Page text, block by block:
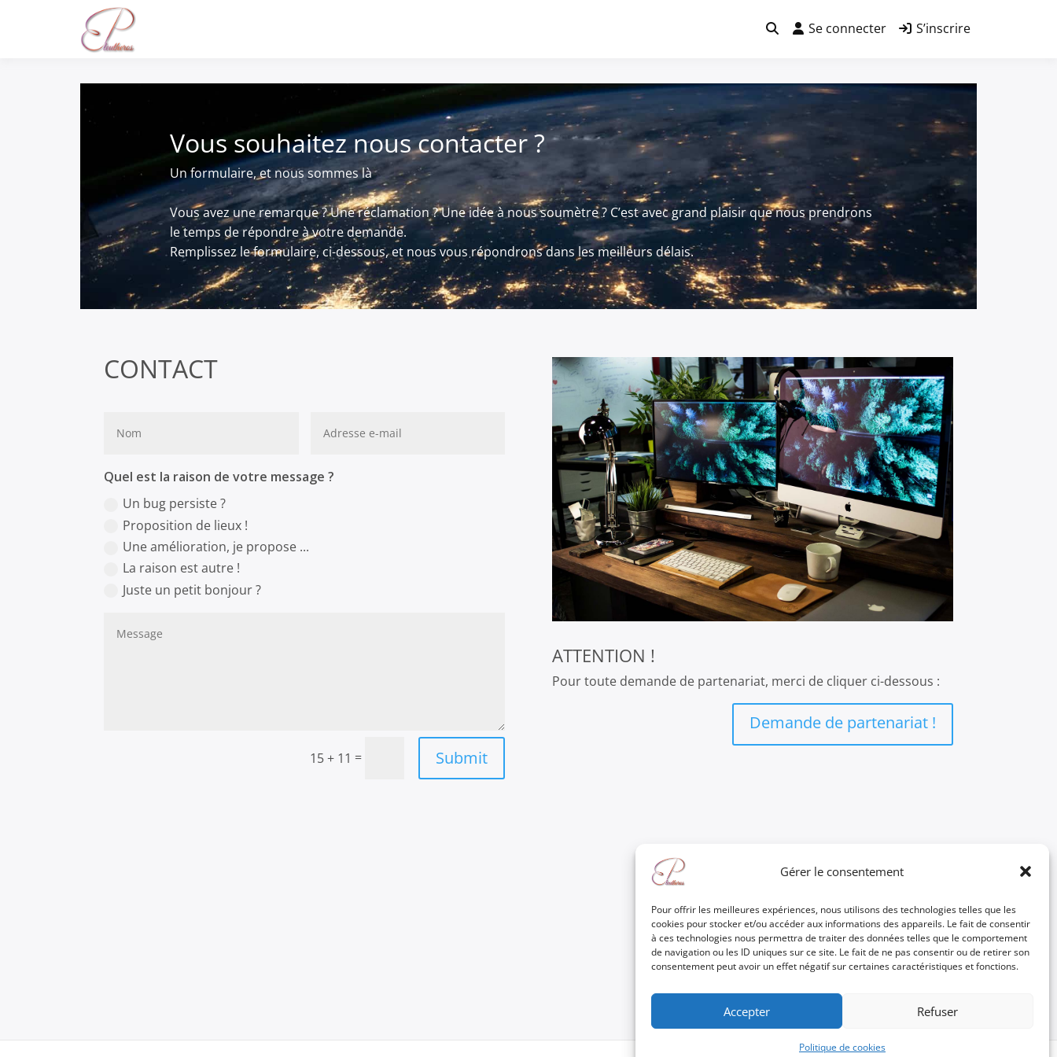
Gérer le consentement
Pour offrir les meilleures expériences, nous utilisons des technologies telles que les
cookies pour stocker et/ou accéder aux informations des appareils. Le fait de consentir
à ces technologies nous permettra de traiter des données telles que le comportement
de navigation ou les ID uniques sur ce site. Le fait de ne pas consentir ou de retirer son
consentement peut avoir un effet négatif sur certaines caractéristiques et fonctions.
Accepter Refuser
Politique de cookies
Se connecter S’inscrire
Vous souhaitez nous contacter ?
Un formulaire, et nous sommes là
Vous avez une remarque ? Une réclamation ? Une idée à nous soumètre ? C’est avec grand plaisir que nous prendrons
le temps de répondre à votre demande.
Remplissez le formulaire, ci-dessous, et nous vous répondrons dans les meilleurs délais.
CONTACT
Quel est la raison de votre message ?
Un bug persiste ?
Proposition de lieux !
Une amélioration, je propose ...
La raison est autre !
Juste un petit bonjour ?
15 + 11 = Submit
ATTENTION !
Pour toute demande de partenariat, merci de cliquer ci-dessous :
Demande de partenariat !